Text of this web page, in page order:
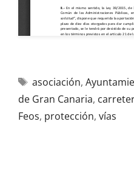
asociación,
de Gran Canaria,
Feos, protección, vías